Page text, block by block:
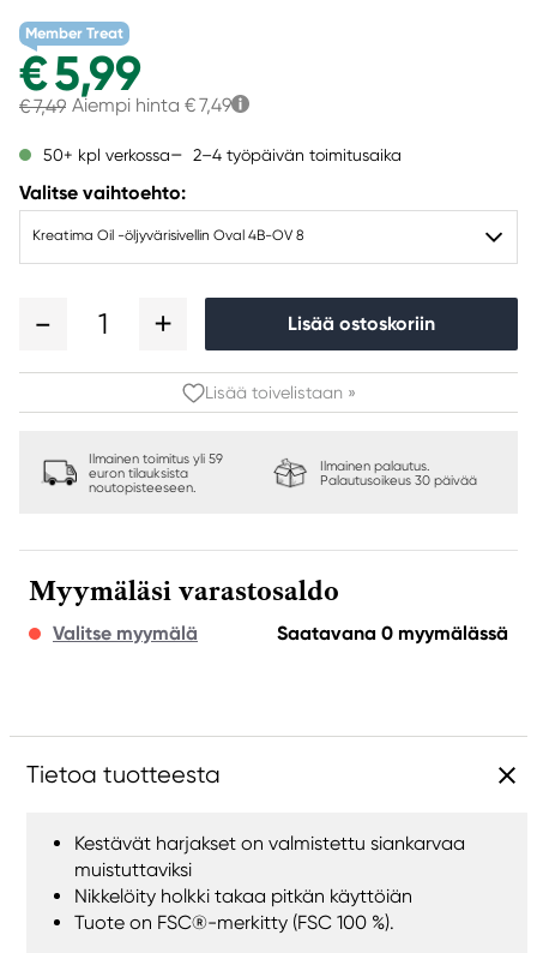
Member Treat
€ 5,99
€ 7,49 Aiempi hinta € 7,49
50+ kpl verkossa 2–4 työpäivän toimitusaika
Valitse vaihtoehto:
Kreatima Oil -öljyvärisivellin Oval 4B-OV 8
1 Lisää ostoskoriin
Lisää toivelistaan »
Ilmainen toimitus yli 59
euron tilauksista
noutopisteeseen.
Ilmainen palautus.
Palautusoikeus 30 päivää
Myymäläsi varastosaldo
Valitse myymälä Saatavana 0 myymälässä
Tietoa tuotteesta
Kestävät harjakset on valmistettu siankarvaa
muistuttaviksi
Nikkelöity holkki takaa pitkän käyttöiän
Tuote on FSC®-merkitty (FSC 100 %).